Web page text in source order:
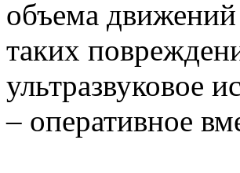
объема движений
таких
ультразвуковое
– оперативное